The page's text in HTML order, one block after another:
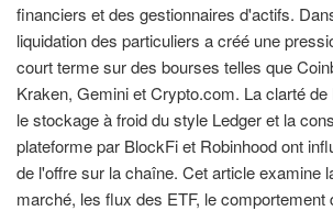
financiers et des gestionnaires d'actifs.
liquidation des particuliers a créé une
court terme sur des bourses telles que
Kraken, Gemini et Crypto.com. La clarté
le stockage à froid du style Ledger et la
plateforme par BlockFi et Robinhood ont
de l'offre sur la chaîne. Cet article examine
marché, les flux des ETF, le comportement